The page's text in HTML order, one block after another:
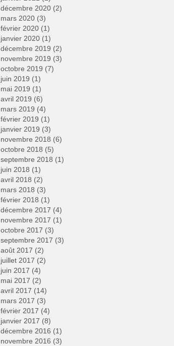
décembre 2020(2)
mars 2020(3)
février 2020(1)
janvier 2020(1)
décembre 2019 (2)
novembre 2019 (3)
octobre 2019 (7)
juin 2019 (1)
mai 2019 (1)
avril 2019 (6)
mars 2019 (4)
février 2019 (1)
janvier 2019 (3)
novembre 2018 (6)
octobre 2018 (5)
septembre 2018 (1)
juin 2018 (1)
avril 2018 (2)
mars 2018 (3)
février 2018 (1)
décembre 2017 (4)
novembre 2017 (1)
octobre 2017 (3)
septembre 2017 (3)
août 2017 (2)
juillet 2017 (2)
juin 2017 (4)
mai 2017 (2)
avril 2017 (14)
mars 2017 (3)
février 2017 (4)
janvier 2017 (8)
décembre 2016 (1)
novembre 2016 (3)